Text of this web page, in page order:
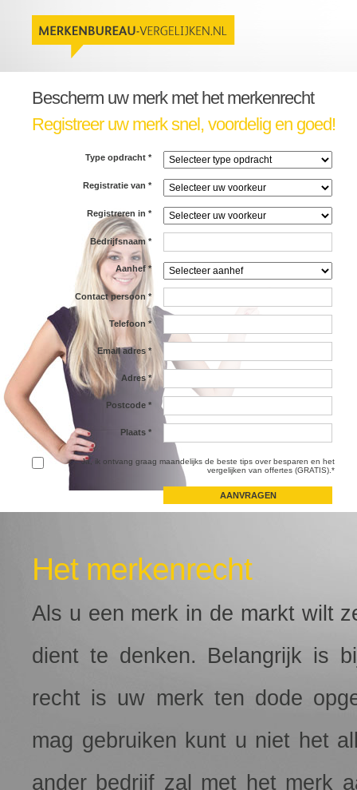
Bescherm uw merk met het merkenrecht
Registreer uw merk snel, voordelig en goed!
Type opdracht *
Registratie van *
Registreren in *
Bedrijfsnaam*
Aanhef*
Contact persoon*
Telefoon *
Email adres *
Adres*
Postcode *
Plaats *
Ja, ik ontvang graag maandelijks de beste tips over besparen en het
vergelijken van offertes (GRATIS).*
Het merkenrecht
Als u een merk in de markt wilt
dient te denken. Belangrijk is
recht is uw merk ten dode
mag gebruiken kunt u niet het
ander bedrijf zal met het merk